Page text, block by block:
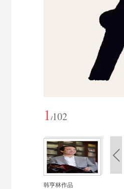
1 /102
韩亨林作品